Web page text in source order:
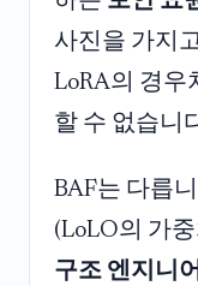
사진을 가지
LoRA의 경우
할 수 없습니
BAF는 다릅
(LoLO의 가
구조 엔지니어